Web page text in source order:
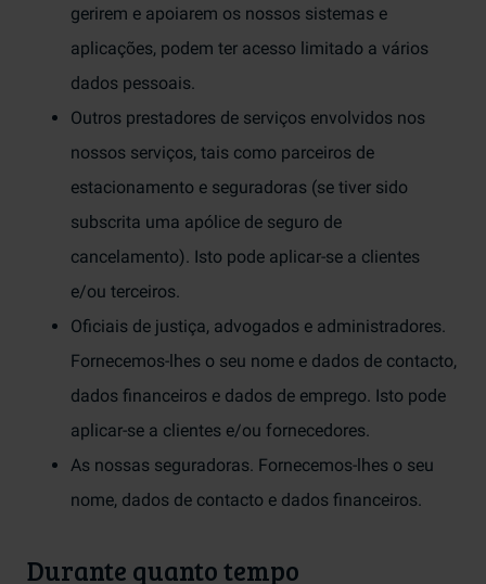
gerirem e apoiarem os nossos sistemas e
aplicações, podem ter acesso limitado a vários
dados pessoais.
Outros prestadores de serviços envolvidos nos
nossos serviços, tais como parceiros de
estacionamento e seguradoras (se tiver sido
subscrita uma apólice de seguro de
cancelamento). Isto pode aplicar-se a clientes
e/ou terceiros.
Oficiais de justiça, advogados e administradores.
Fornecemos-lhes o seu nome e dados de contacto,
dados financeiros e dados de emprego. Isto pode
aplicar-se a clientes e/ou fornecedores.
As nossas seguradoras. Fornecemos-lhes o seu
nome, dados de contacto e dados financeiros.
Durante quanto tempo